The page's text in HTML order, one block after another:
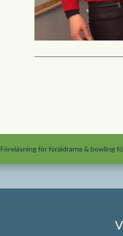
Föreläsning för föräldrarna & bowling